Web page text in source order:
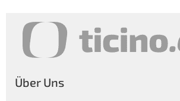
Über Uns